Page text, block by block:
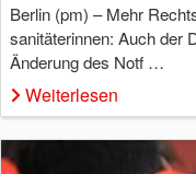
Berlin (pm) – Mehr
sanitäterinnen: Auch der
Änderung des Notf …
Weiterlesen